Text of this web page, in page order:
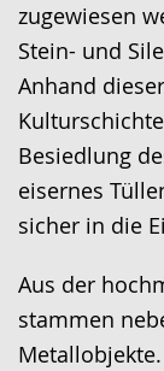
zugewiesen
Stein- und
Anhand
Besiedlung
eisernes
sicher in die
Aus der
stammen